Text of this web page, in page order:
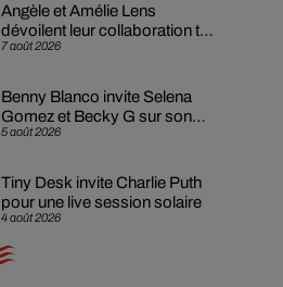
7 août 2026
Angèle et Amélie Lens
dévoilent leur collaboration tant
attendue
5 août 2026
Benny Blanco invite Selena
Gomez et Becky G sur son
nouveau single
4 août 2026
Tiny Desk invite Charlie Puth
pour une live session solaire